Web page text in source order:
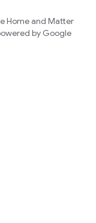
Home and Matter
by Google